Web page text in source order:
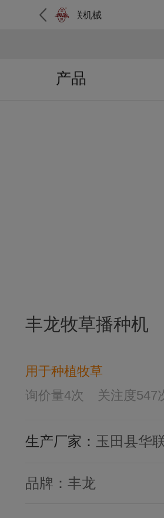
华联机械
产品
丰龙牧草播种机
用于种植牧草
询价量4次 关注度547
生产厂家： 玉田县华
品牌： 丰龙